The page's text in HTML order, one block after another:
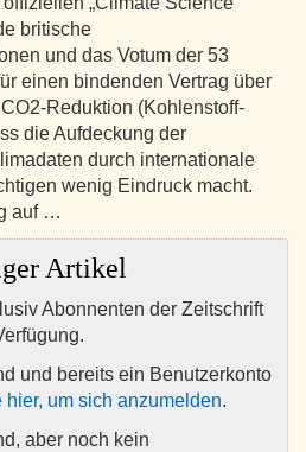
britische
und das Votum der 53
einen bindenden Vertrag über
Reduktion (Kohlenstoff-
die Aufdeckung der
durch internationale
wenig Eindruck macht.
auf …
Artikel
Abonnenten der Zeitschrift
und bereits ein Benutzerkonto
hier, um sich anzumelden.
aber noch kein